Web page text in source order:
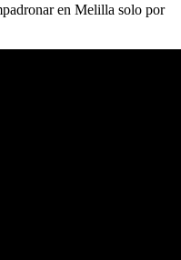
en Melilla solo por